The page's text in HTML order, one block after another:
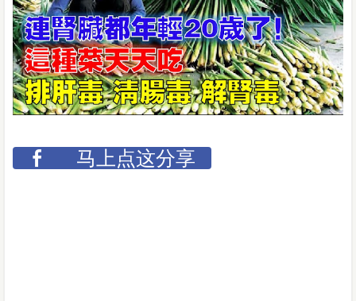
马上点这分享